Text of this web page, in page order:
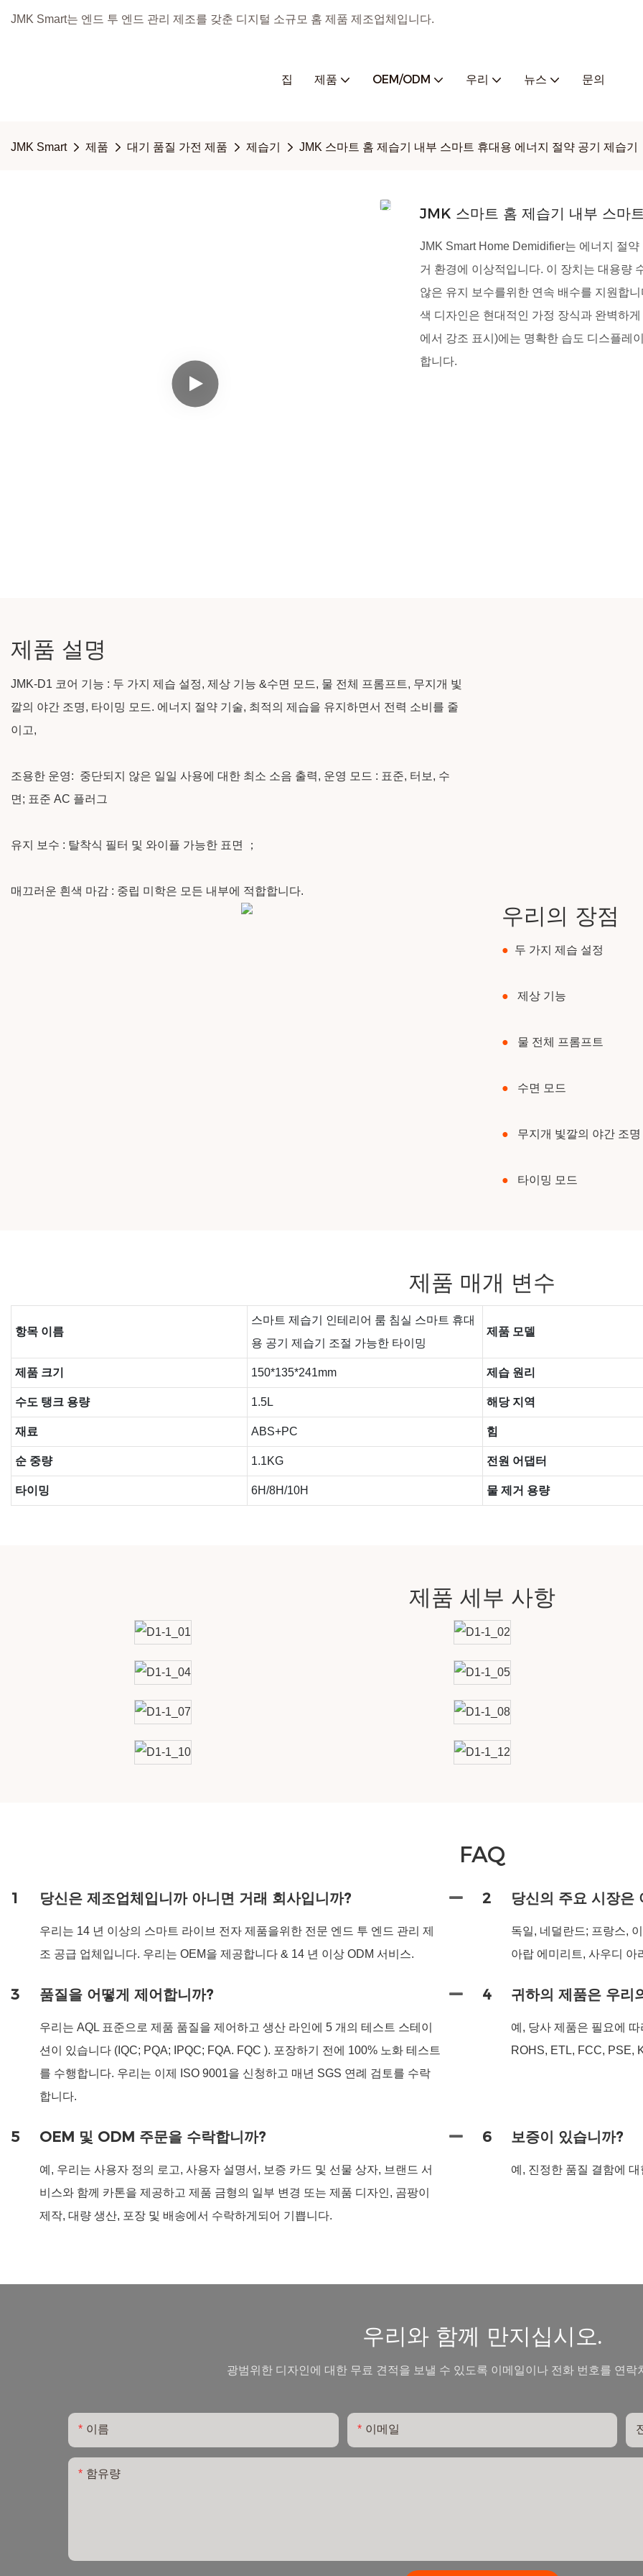
JMK Smart는 엔드 투 엔드 관리 제조를 갖춘 디지털 소규모 홈 제품 제조업체입니다.
집 제품 OEM/ODM 우리 뉴스 문의
JMK Smart 제품 대기 품질 가전 제품 제습기 JMK 스마트 홈 제습기 내부 스마트 휴대용 에너지 절약 공기 제습기
JMK 스마트 홈 제습기 내부 스마
JMK Smart Home Demidifier는 에너지 절
거 환경에 이상적입니다. 이 장치는 대용량
않은 유지 보수를위한 연속 배수를 지원합
색 디자인은 현대적인 가정 장식과 완벽하
에서 강조 표시)에는 명확한 습도 디스플레
합니다.
제품 설명
JMK-D1 코어 기능 : 두 가지 제습 설정, 제상 기능 &수면 모드, 물 전체 프롬프트, 무지개 빛
깔의 야간 조명, 타이밍 모드. 에너지 절약 기술, 최적의 제습을 유지하면서 전력 소비를 줄
이고,
조용한 운영: 중단되지 않은 일일 사용에 대한 최소 소음 출력, 운영 모드 : 표준, 터보, 수
면; 표준 AC 플러그
유지 보수 : 탈착식 필터 및 와이플 가능한 표면 ；
매끄러운 흰색 마감 : 중립 미학은 모든 내부에 적합합니다.
우리의 장점
● 두 가지 제습 설정
● 제상 기능
● 물 전체 프롬프트
● 수면 모드
● 무지개 빛깔의 야간 조명
● 타이밍 모드
제품 매개 변수
항목 이름
스마트 제습기 인테리어 룸 침실 스마트 휴대
용 공기 제습기 조절 가능한 타이밍
제품 모델
제품 크기 150*135*241mm 제습 원리
수도 탱크 용량 1.5L 해당 지역
재료 ABS+PC 힘
순 중량 1.1KG 전원 어댑터
타이밍 6H/8H/10H 물 제거 용량
제품 세부 사항
FAQ
1 당신은 제조업체입니까 아니면 거래 회사입니까?
우리는 14 년 이상의 스마트 라이브 전자 제품을위한 전문 엔드 투 엔드 관리 제
조 공급 업체입니다. 우리는 OEM을 제공합니다 & 14 년 이상 ODM 서비스.
2 당신의 주요 시장은
독일, 네덜란드; 프랑스,
아랍 에미리트, 사우디 아
3 품질을 어떻게 제어합니까?
우리는 AQL 표준으로 제품 품질을 제어하고 생산 라인에 5 개의 테스트 스테이
션이 있습니다 (IQC; PQA; IPQC; FQA. FQC ). 포장하기 전에 100% 노화 테스트
를 수행합니다. 우리는 이제 ISO 9001을 신청하고 매년 SGS 연례 검토를 수락
합니다.
4 귀하의 제품은 우리
예, 당사 제품은 필요에
ROHS, ETL, FCC, PSE,
5 OEM 및 ODM 주문을 수락합니까?
예, 우리는 사용자 정의 로고, 사용자 설명서, 보증 카드 및 선물 상자, 브랜드 서
비스와 함께 카톤을 제공하고 제품 금형의 일부 변경 또는 제품 디자인, 곰팡이
제작, 대량 생산, 포장 및 배송에서 수락하게되어 기쁩니다.
6 보증이 있습니까?
예, 진정한 품질 결함에
우리와 함께 만지십시오.
광범위한 디자인에 대한 무료 견적을 보낼 수 있도록 이메일이나 전화 번호를 연락
이름 이메일
함유량